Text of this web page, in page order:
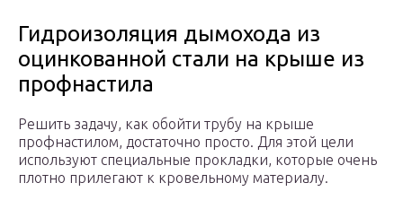
Гидроизоляция дымохода из
оцинкованной стали на крыше из
профнастила
Решить задачу, как обойти трубу на крыше
профнастилом, достаточно просто. Для этой цели
используют специальные прокладки, которые очень
плотно прилегают к кровельному материалу.